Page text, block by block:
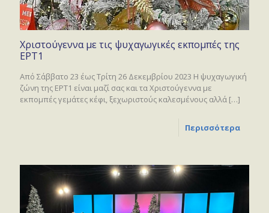
Χριστούγεννα με τις ψυχαγωγικές εκπομπές της
ΕΡΤ1
Από Σάββατο 23 έως Τρίτη 26 Δεκεμβρίου 2023 Η ψυχαγωγική
ζώνη της ΕΡΤ1 είναι μαζί σας και τα Χριστούγεννα με
εκπομπές γεμάτες κέφι, ξεχωριστούς καλεσμένους αλλά […]
Περισσότερα